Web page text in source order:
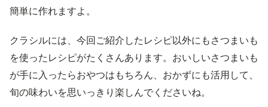
簡単に作れますよ。
クラシルには、今回ご紹介したレシピ以外にもさつまいも
を使ったレシピがたくさんあります。おいしいさつまいも
が手に入ったらおやつはもちろん、おかずにも活用して、
旬の味わいを思いっきり楽しんでくださいね。